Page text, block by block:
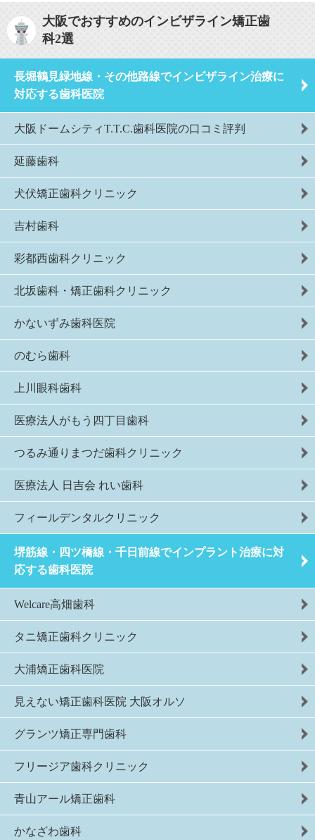
大阪でおすすめのインビザライン矯正歯
科2選
長堀鶴見緑地線・その他路線でインビザライン治療に
対応する歯科医院
大阪ドームシティT.T.C.歯科医院の口コミ評判
延藤歯科
犬伏矯正歯科クリニック
吉村歯科
彩都西歯科クリニック
北坂歯科・矯正歯科クリニック
かないずみ歯科医院
のむら歯科
上川眼科歯科
医療法人がもう四丁目歯科
つるみ通りまつだ歯科クリニック
医療法人 日吉会 れい歯科
フィールデンタルクリニック
堺筋線・四ツ橋線・千日前線でインプラント治療に対
応する歯科医院
Welcare高畑歯科
タニ矯正歯科クリニック
大浦矯正歯科医院
見えない矯正歯科医院 大阪オルソ
グランツ矯正専門歯科
フリージア歯科クリニック
青山アール矯正歯科
かなざわ歯科